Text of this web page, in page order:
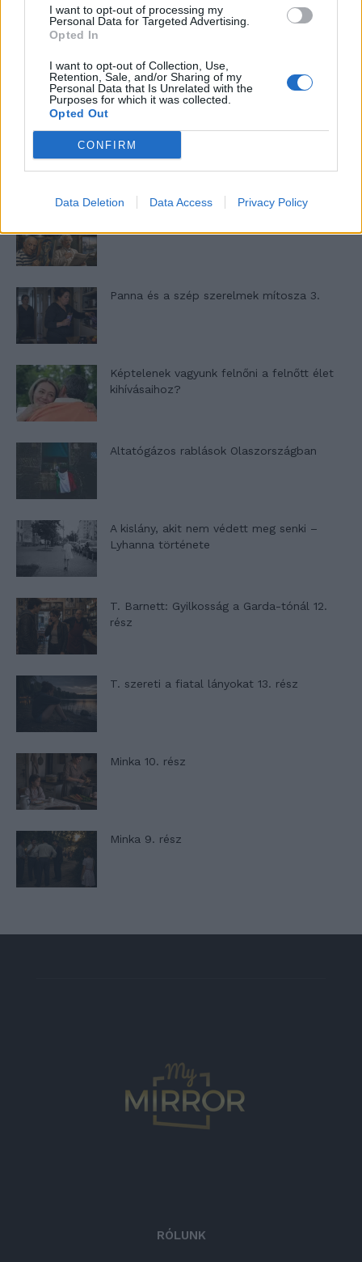
I want to opt-out of processing my
Personal Data for Targeted Advertising.
Opted In
I want to opt-out of Collection, Use,
Retention, Sale, and/or Sharing of my
Personal Data that Is Unrelated with the
Purposes for which it was collected.
Opted Out
CONFIRM
Data Deletion Data Access Privacy Policy
Woody Allen megosztó zsenialitása
A világ legismertebb ruhái
Panna és a szép szerelmek mítosza 3.
Képtelenek vagyunk felnőni a felnőtt élet
kihívásaihoz?
Altatógázos rablások Olaszországban
A kislány, akit nem védett meg senki –
Lyhanna története
T. Barnett: Gyilkosság a Garda-tónál 12.
rész
T. szereti a fiatal lányokat 13. rész
Minka 10. rész
Minka 9. rész
RÓLUNK